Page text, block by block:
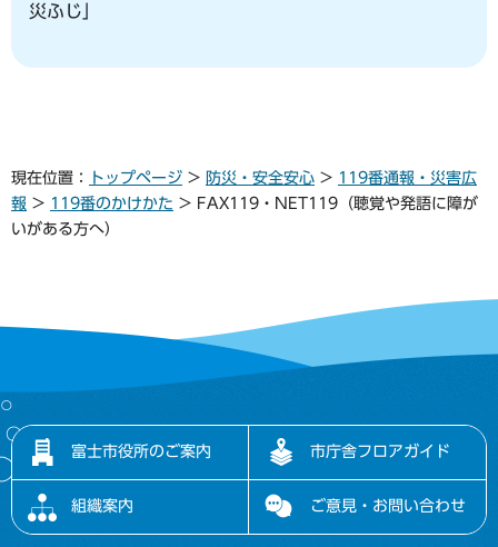
災ふじ」
現在位置： トップページ > 防災・安全安心 > 119番通報・災害広
報 > 119番のかけかた > FAX119・NET119（聴覚や発語に障が
いがある方へ）
富士市役所のご案内 市庁舎フロアガイド
組織案内 ご意見・お問い合わせ